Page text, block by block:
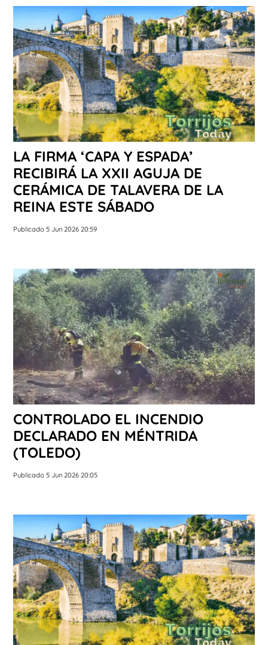
LA FIRMA ‘CAPA Y ESPADA’
RECIBIRÁ LA XXII AGUJA DE
CERÁMICA DE TALAVERA DE LA
REINA ESTE SÁBADO
Publicado 5 Jun 2026 20:59
CONTROLADO EL INCENDIO
DECLARADO EN MÉNTRIDA
(TOLEDO)
Publicado 5 Jun 2026 20:05